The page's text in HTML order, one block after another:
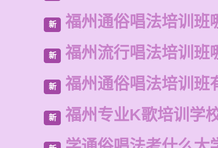
新 福州通俗唱法培训班
新 福州流行唱法培训班
新 福州通俗唱法培训班
新 福州专业K歌培训学